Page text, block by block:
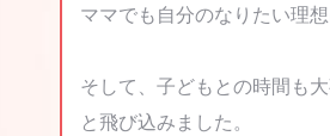
ママでも自分のなりたい理
そして、子どもとの時間も
と飛び込みました。